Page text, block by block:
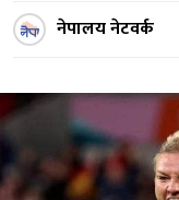
नेपालय नेटवर्क